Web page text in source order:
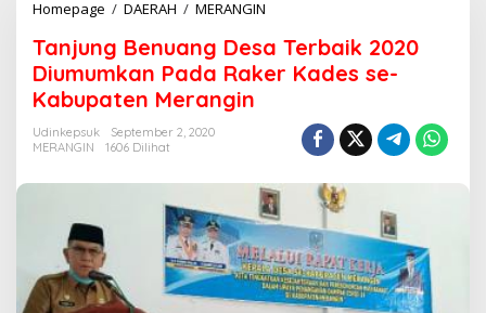
Homepage / DAERAH / MERANGIN
n
j
u
n
u
a
n
g
D
e
Tanjung Benuang Desa Terbaik 2020
Diumumkan Pada Raker Kades se-
Kabupaten Merangin
Udinkepsuk
September 2, 2020
MERANGIN
1606 Dilihat